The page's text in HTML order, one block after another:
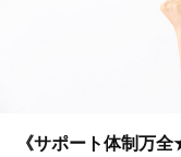
《サポート体制万